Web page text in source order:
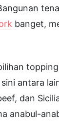
banget,
antara
dan
anabul-